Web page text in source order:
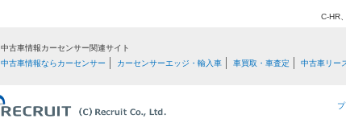
C-HR
中古車情報カーセンサー関連サイト
中古車情報ならカーセンサー
カーセンサーエッジ・輸入車 車買取・車査定 中古車リー